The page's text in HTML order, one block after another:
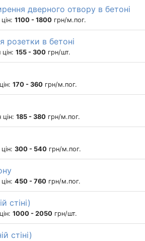
дверного отвору в бетоні
1100 - 1800 грн/м.пог.
розетки в бетоні
цін: 155 - 300 грн/шт.
170 - 360 грн/м.пог.
цін: 185 - 380 грн/м.пог.
300 - 540 грн/м.пог.
450 - 760 грн/м.пог.
стіні)
1000 - 2050 грн/шт.
стіні)